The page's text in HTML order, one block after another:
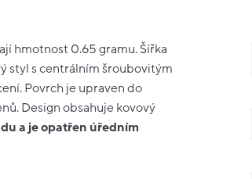
hmotnost 0.65 gramu. Šířka
styl s centrálním šroubovitým
Povrch je upraven do
Design obsahuje kovový
a je opatřen úředním